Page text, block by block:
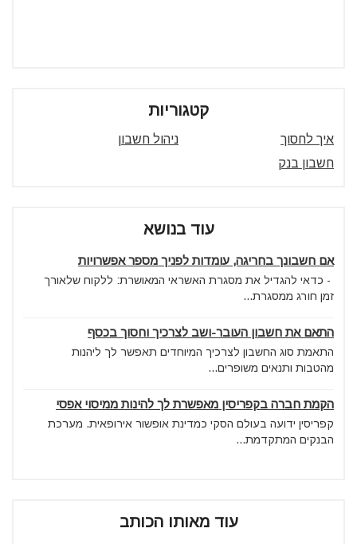
קטגוריות
איך לחסוך
ניהול חשבון
חשבון בנק
עוד בנושא
אם חשבונך בחריגה, עומדות לפניך מספר אפשרויות
- כדאי להגדיל את מסגרת האשראי המאושרת: ללקוח שלאורך
זמן חורג ממסגרת...
התאם את חשבון העובר-ושב לצרכיך וחסוך בכסף
התאמת סוג החשבון לצרכיך המיוחדים תאפשר לך ליהנות
מהטבות ותנאים משופרים...
הקמת חברה בקפריסין מאפשרת לך להינות ממיסוי אפסי
קפריסין ידועה בעולם הסקי כמדינת אופשור אירופאית. מערכת
הבנקים המתקדמת...
עוד מאותו הכותב